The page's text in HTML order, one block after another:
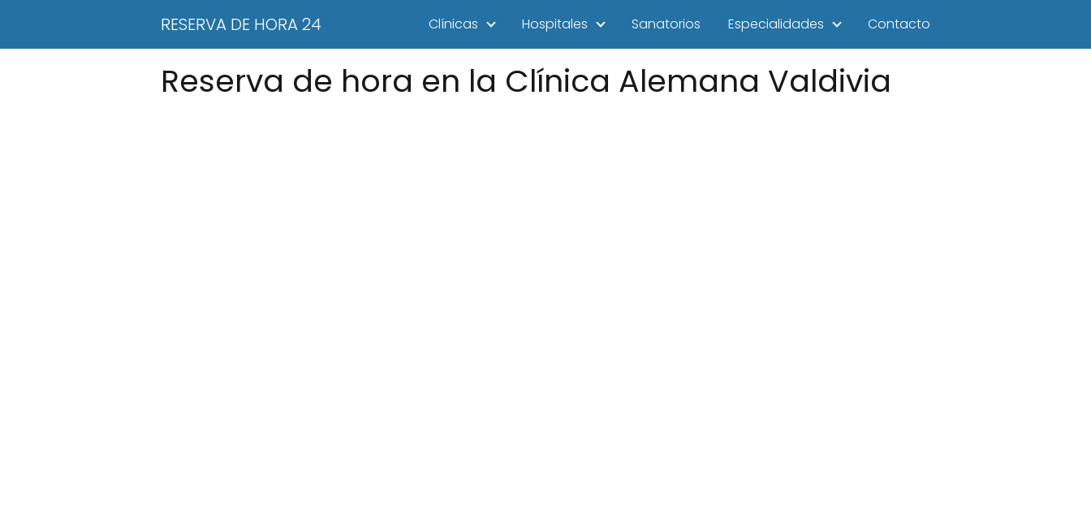
RESERVA DE HORA 24 Clínicas Hospitales Sanatorios Especialidades Contacto
Reserva de hora en la Clínica Alemana Valdivia